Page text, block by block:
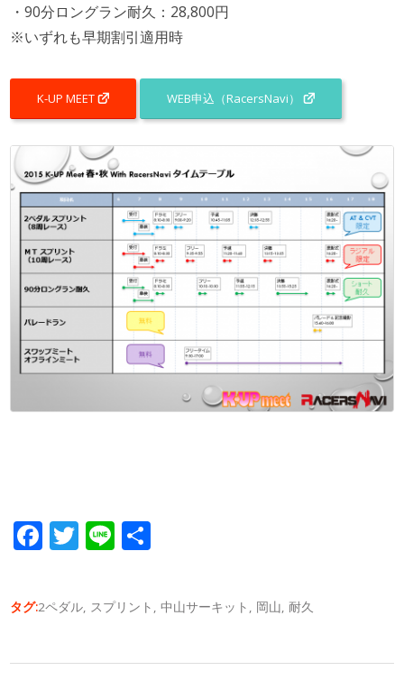
・90分ロングラン耐久：28,800円
※いずれも早期割引適用時
K-UP MEET WEB申込（RacersNavi）
Facebook
Twitter
Line
タグ:2ペダル, スプリント ,中山サーキット , 岡山, 耐久